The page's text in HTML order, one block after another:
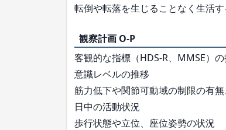
転倒や転落を生じることなく生活
観察計画 O-P
客観的な指標（HDS-R、MMSE）
意識レベルの推移
筋力低下や関節可動域の制限の有
日中の活動状況
歩行状態や立位、座位姿勢の状況